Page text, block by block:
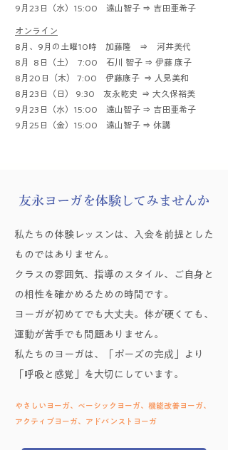
9月23日（水）15:00 遠山智子 ⇒ 吉田亜希子
オンライン
8月、9月の土曜10時 加藤隆 ⇒ 河井美代
8月 8日（土） 7:00 石川 智子 ⇒ 伊藤 康子
8月20日（木） 7:00 伊藤康子 ⇒ 人見美和
8月23日（日） 9:30 友永乾史 ⇒ 大久保裕美
9月23日（水）15:00 遠山智子 ⇒ 吉田亜希子
9月25日（金）15:00 遠山智子 ⇒ 休講
​友永ヨーガを体験してみませんか
私たちの体験レッスンは、入会を前提とした
ものではありません。
クラスの雰囲気、指導のスタイル、ご自身と
の相性を確かめるための時間です。
​ヨーガが初めてでも大丈夫。体が硬くても、
運動が苦手でも問題ありません。
私たちのヨーガは、「ポーズの完成」より
「呼吸と感覚」を大切にしています。​
​やさしいヨーガ、ベーシックヨーガ、機能改善ヨーガ、
アクティブヨーガ、アドバンストヨーガ